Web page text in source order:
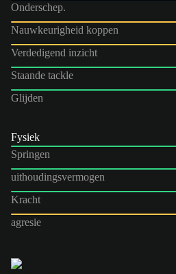
Onderschep.
Nauwkeurigheid koppen
Verdedigend inzicht
Staande tackle
Glijden
Fysiek
Springen
uithoudingsvermogen
Kracht
agresie